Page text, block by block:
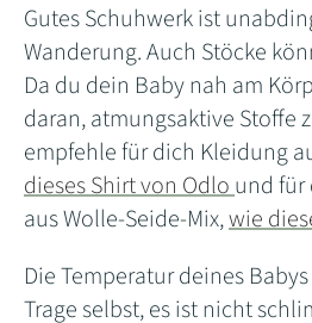
Gutes Schuhwerk ist
Wanderung. Auch Stöcke
Da du dein Baby nah am
daran, atmungsaktive Stoffe
empfehle für dich Kleidung
dieses Shirt von Odlound für
aus Wolle-Seide-Mix,wie
Die Temperatur deines
Trage selbst, es ist nicht